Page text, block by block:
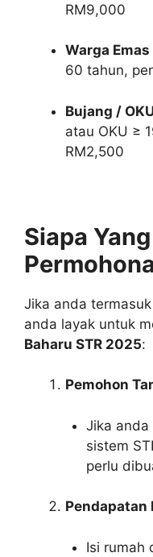
RM9,000
Warga
60 tahun,
Bujang /
atau OKU ≥
RM2,500
Siapa
Jika anda
anda layak untuk
Baharu STR 2025:
Pemohon
Jika
sistem
perlu
Pendapatan
Isi rumah